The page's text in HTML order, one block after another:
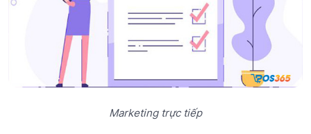
Marketing trực tiếp